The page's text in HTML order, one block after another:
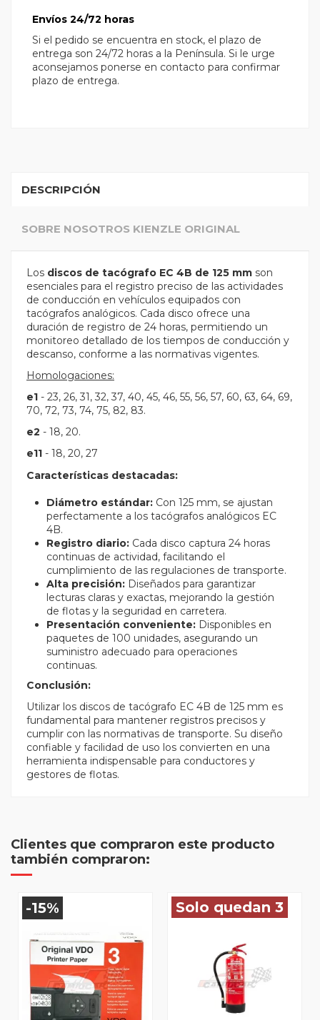
Envíos 24/72 horas
Si el pedido se encuentra en stock, el plazo de
entrega son 24/72 horas a la Península. Si le urge
aconsejamos ponerse en contacto para confirmar
plazo de entrega.
DESCRIPCIÓN
SOBRE NOSOTROS KIENZLE ORIGINAL
Los discos de tacógrafo EC 4B de 125 mm son
esenciales para el registro preciso de las actividades
de conducción en vehículos equipados con
tacógrafos analógicos. Cada disco ofrece una
duración de registro de 24 horas, permitiendo un
monitoreo detallado de los tiempos de conducción y
descanso, conforme a las normativas vigentes.
Homologaciones:
e1 - 23, 26, 31, 32, 37, 40, 45, 46, 55, 56, 57, 60, 63, 64, 69,
70, 72, 73, 74, 75, 82, 83.
e2 - 18, 20.
e11 - 18, 20, 27
Características destacadas:
Diámetro estándar: Con 125 mm, se ajustan
perfectamente a los tacógrafos analógicos EC
4B.
Registro diario: Cada disco captura 24 horas
continuas de actividad, facilitando el
cumplimiento de las regulaciones de transporte.
Alta precisión: Diseñados para garantizar
lecturas claras y exactas, mejorando la gestión
de flotas y la seguridad en carretera.
Presentación conveniente: Disponibles en
paquetes de 100 unidades, asegurando un
suministro adecuado para operaciones
continuas.
Conclusión:
Utilizar los discos de tacógrafo EC 4B de 125 mm es
fundamental para mantener registros precisos y
cumplir con las normativas de transporte. Su diseño
confiable y facilidad de uso los convierten en una
herramienta indispensable para conductores y
gestores de flotas.
Clientes que compraron este producto
también compraron:
-15% Solo quedan 3